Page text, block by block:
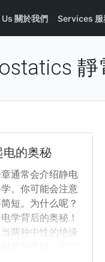
關於我們 Services 服
靜
电的奥秘
通常会介绍静电
。你可能会注意
短。为什么呢？
学背后的奥秘！
两种中性的绝缘